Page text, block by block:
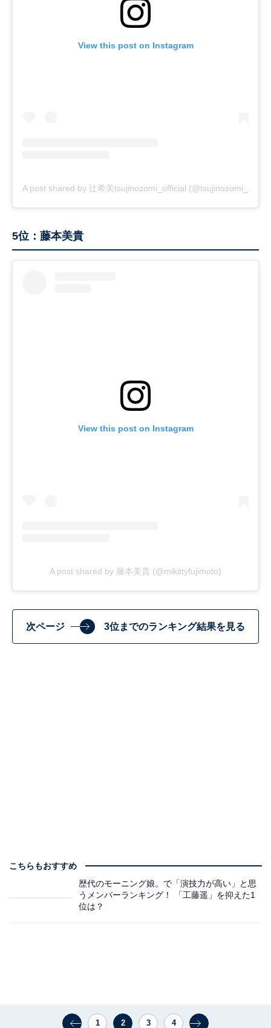
View this post on Instagram
A post shared by 辻希美tsujinozomi_official
5位：藤本美貴
View this post on Instagram
A post shared by 藤本美貴 (@mikittyfujimoto)
次ページ 3位までのランキング結果を見る
こちらもおすすめ
歴代のモーニング娘。で「演技力が高い」と思
うメンバーランキング！ 「工藤遥」を抑えた1
位は？
1 2 3 4